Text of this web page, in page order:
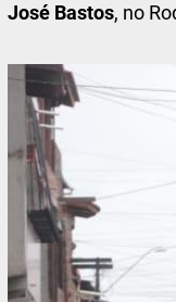
José Bastos, no